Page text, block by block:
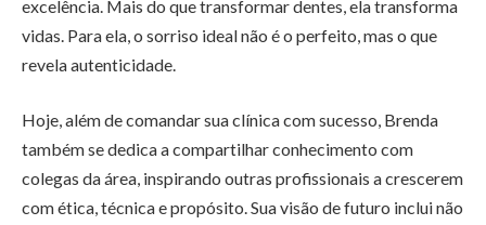
excelência. Mais do que transformar dentes, ela transforma
vidas. Para ela, o sorriso ideal não é o perfeito, mas o que
revela autenticidade.
Hoje, além de comandar sua clínica com sucesso, Brenda
também se dedica a compartilhar conhecimento com
colegas da área, inspirando outras profissionais a crescerem
com ética, técnica e propósito. Sua visão de futuro inclui não